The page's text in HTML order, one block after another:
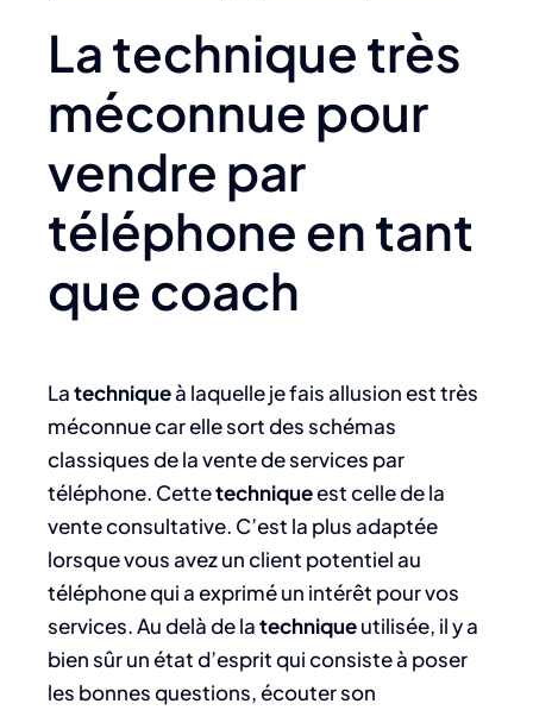
La technique très
méconnue pour
vendre par
téléphone en tant
que coach
Latechniqueà laquelle je fais allusion est très
méconnue car elle sort des schémas
classiques de la vente de services par
téléphone. Cettetechniqueest celle de la
vente consultative. C’est la plus adaptée
lorsque vous avez un client potentiel au
téléphone qui a exprimé un intérêt pour vos
services. Au delà de latechniqueutilisée, il y a
bien sûr un état d’esprit qui consiste à poser
les bonnes questions, écouter son